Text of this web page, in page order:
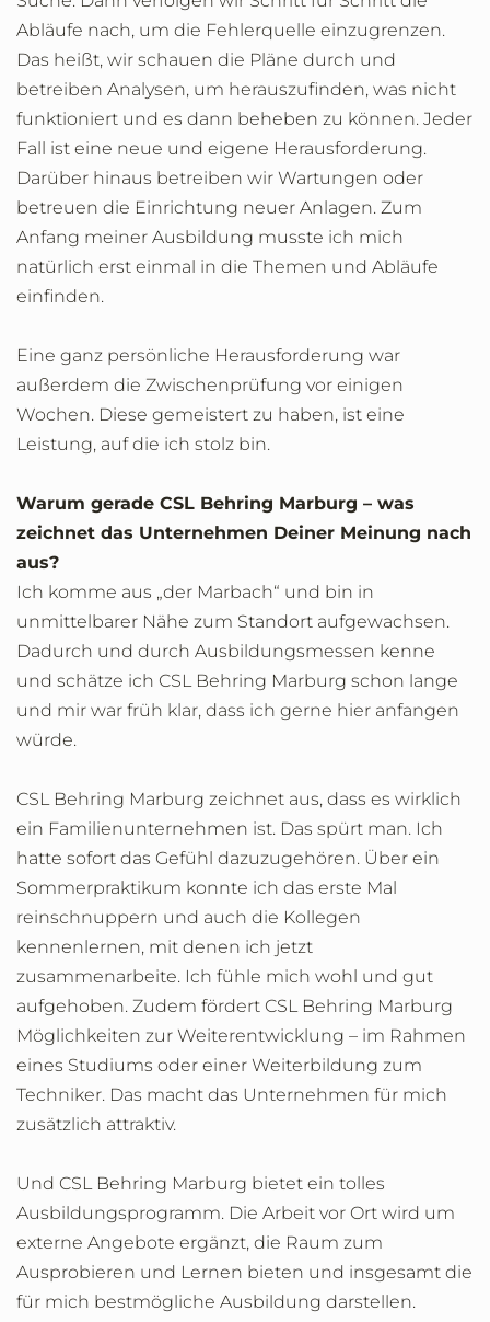
Abläufe nach, um die Fehlerquelle einzugrenzen.
Das heißt, wir schauen die Pläne durch und
betreiben Analysen, um herauszufinden, was nicht
funktioniert und es dann beheben zu können. Jeder
Fall ist eine neue und eigene Herausforderung.
Darüber hinaus betreiben wir Wartungen oder
betreuen die Einrichtung neuer Anlagen. Zum
Anfang meiner Ausbildung musste ich mich
natürlich erst einmal in die Themen und Abläufe
einfinden.
Eine ganz persönliche Herausforderung war
außerdem die Zwischenprüfung vor einigen
Wochen. Diese gemeistert zu haben, ist eine
Leistung, auf die ich stolz bin.
Warum gerade CSL Behring Marburg – was
zeichnet das Unternehmen Deiner Meinung nach
aus?
Ich komme aus „der Marbach“ und bin in
unmittelbarer Nähe zum Standort aufgewachsen.
Dadurch und durch Ausbildungsmessen kenne
und schätze ich CSL Behring Marburg schon lange
und mir war früh klar, dass ich gerne hier anfangen
würde.
CSL Behring Marburg zeichnet aus, dass es wirklich
ein Familienunternehmen ist. Das spürt man. Ich
hatte sofort das Gefühl dazuzugehören. Über ein
Sommerpraktikum konnte ich das erste Mal
reinschnuppern und auch die Kollegen
kennenlernen, mit denen ich jetzt
zusammenarbeite. Ich fühle mich wohl und gut
aufgehoben. Zudem fördert CSL Behring Marburg
Möglichkeiten zur Weiterentwicklung – im Rahmen
eines Studiums oder einer Weiterbildung zum
Techniker. Das macht das Unternehmen für mich
zusätzlich attraktiv.
Und CSL Behring Marburg bietet ein tolles
Ausbildungsprogramm. Die Arbeit vor Ort wird um
externe Angebote ergänzt, die Raum zum
Ausprobieren und Lernen bieten und insgesamt die
für mich bestmögliche Ausbildung darstellen.